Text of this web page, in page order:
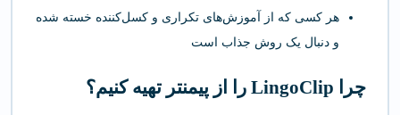
هر کسی که از آموزش‌های تکراری و کسل‌کننده خسته شده
و دنبال یک روش جذاب است
چرا LingoClip را از پیمنتر تهیه کنیم؟